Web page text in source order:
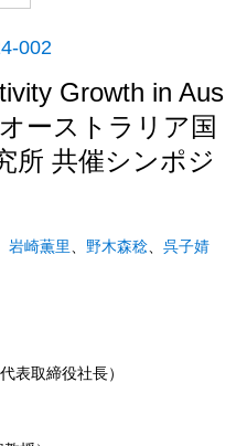
002
Growth in Aus
ーストラリア国
所 共催シンポジ
岩崎薫里 野木森稔 呉子婧
表取締役社長）